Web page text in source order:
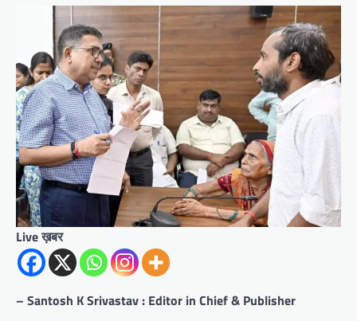
Live ख़बर
– Santosh K Srivastav : Editor in Chief & Publisher